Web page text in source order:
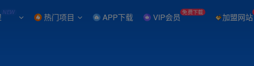
NEW 热门项目 APP下载 VIP会员 免费下载 加盟网站